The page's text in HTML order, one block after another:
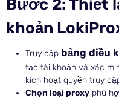
Bước 2: Thiết
khoản
Truy cập bảng điều
tạo tài khoản và xác
kích hoạt quyền truy
Chọn loại proxy phù